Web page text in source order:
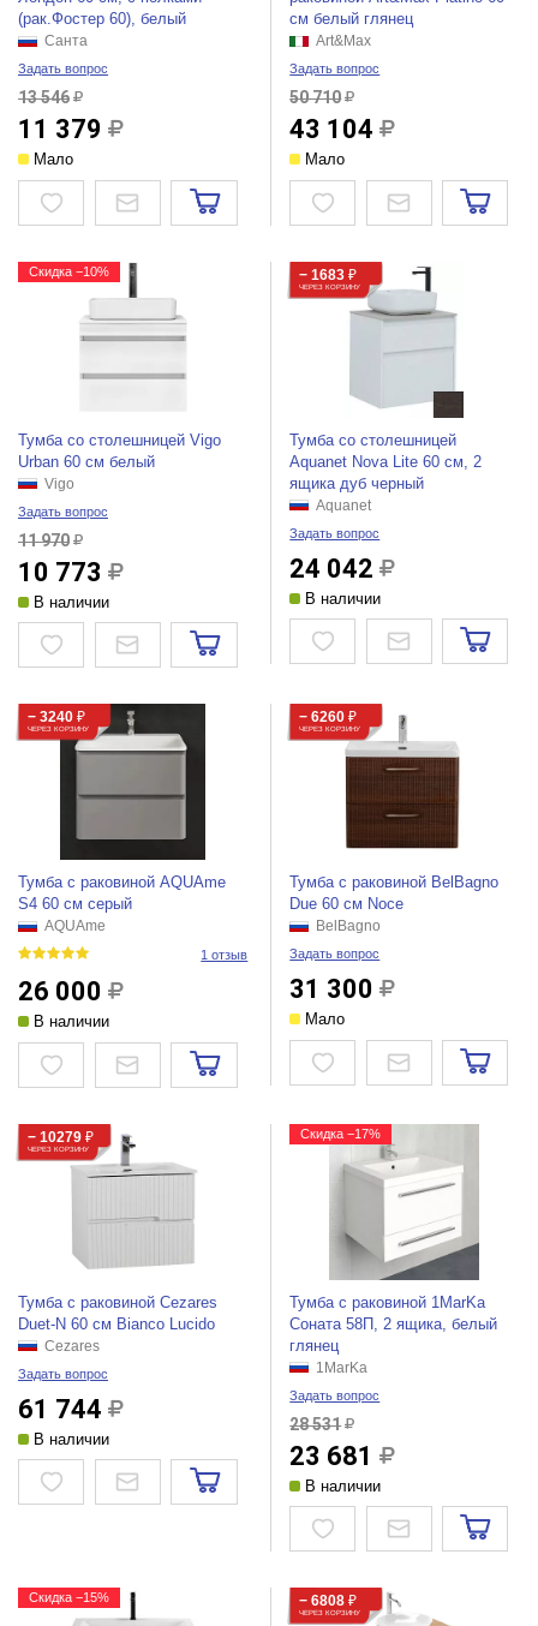
(рак.Фостер 60), белый
Санта
Задать вопрос
13 546
11 379
Мало
см белый глянец
Art&Max
Задать вопрос
50 710
43 104
Мало
Скидка −10%
Тумба со столешницей Vigo
Urban 60 см белый
Vigo
Задать вопрос
11 970
10 773
В наличии
− 1683 ₽
ЧЕРЕЗ КОРЗИНУ
Тумба со столешницей
Aquanet Nova Lite 60 см, 2
ящика дуб черный
Aquanet
Задать вопрос
24 042
В наличии
− 3240 ₽
ЧЕРЕЗ КОРЗИНУ
Тумба с раковиной AQUAme
S4 60 см серый
AQUAme
1 отзыв
26 000
В наличии
− 6260 ₽
ЧЕРЕЗ КОРЗИНУ
Тумба с раковиной BelBagno
Due 60 см Noce
BelBagno
Задать вопрос
31 300
Мало
− 10279 ₽
ЧЕРЕЗ КОРЗИНУ
Тумба с раковиной Cezares
Duet-N 60 см Bianco Lucido
Cezares
Задать вопрос
61 744
В наличии
Скидка −17%
Тумба с раковиной 1MarKa
Соната 58П, 2 ящика, белый
глянец
1MarKa
Задать вопрос
28 531
23 681
В наличии
Скидка −15% − 6808 ₽
ЧЕРЕЗ КОРЗИНУ